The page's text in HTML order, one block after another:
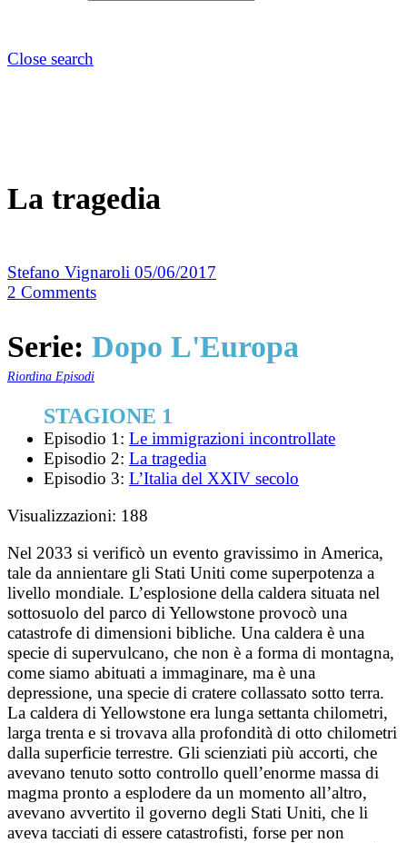
Close search
La tragedia
Stefano Vignaroli 05/06/2017
2 Comments
Serie: Dopo L'Europa
Riordina Episodi
STAGIONE 1
Episodio 1: Le immigrazioni incontrollate
Episodio 2: La tragedia
Episodio 3: L’Italia del XXIV secolo
Visualizzazioni: 188
Nel 2033 si verificò un evento gravissimo in America,
tale da annientare gli Stati Uniti come superpotenza a
livello mondiale. L’esplosione della caldera situata nel
sottosuolo del parco di Yellowstone provocò una
catastrofe di dimensioni bibliche. Una caldera è una
specie di supervulcano, che non è a forma di montagna,
come siamo abituati a immaginare, ma è una
depressione, una specie di cratere collassato sotto terra.
La caldera di Yellowstone era lunga settanta chilometri,
larga trenta e si trovava alla profondità di otto chilometri
dalla superficie terrestre. Gli scienziati più accorti, che
avevano tenuto sotto controllo quell’enorme massa di
magma pronto a esplodere da un momento all’altro,
avevano avvertito il governo degli Stati Uniti, che li
aveva tacciati di essere catastrofisti, forse per non